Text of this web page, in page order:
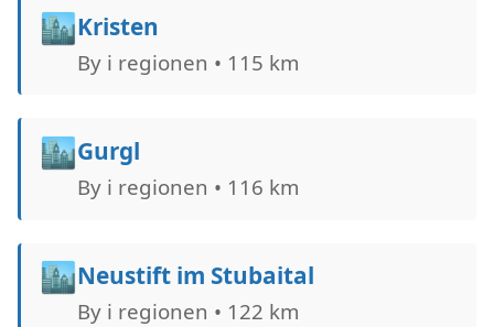
🏙️Kristen
By i regionen • 115 km
🏙️Gurgl
By i regionen • 116 km
🏙️Neustift im Stubaital
By i regionen • 122 km